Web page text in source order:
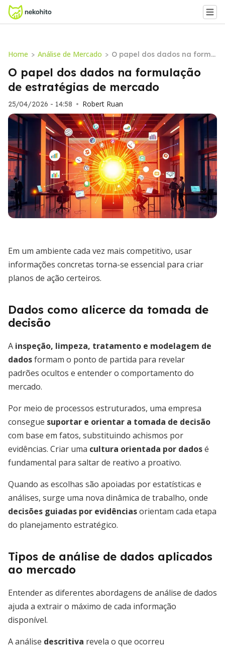
Home > Análise de Mercado > O papel dos dados na formu
lação de estratégias de mer
cado
O papel dos dados na formulação
de estratégias de mercado
25/04/2026 - 14:58 • Robert Ruan
Em um ambiente cada vez mais competitivo, usar
informações concretas torna-se essencial para criar
planos de ação certeiros.
Dados como alicerce da tomada de
decisão
A inspeção, limpeza, tratamento e modelagem de
dadosformam o ponto de partida para revelar
padrões ocultos e entender o comportamento do
mercado.
Por meio de processos estruturados, uma empresa
consegue suportar e orientar a tomada de decisão
com base em fatos, substituindo achismos por
evidências. Criar uma cultura orientada por dadosé
fundamental para saltar de reativo a proativo.
Quando as escolhas são apoiadas por estatísticas e
análises, surge uma nova dinâmica de trabalho, onde
decisões guiadas por evidênciasorientam cada etapa
do planejamento estratégico.
Tipos de análise de dados aplicados
ao mercado
Entender as diferentes abordagens de análise de dados
ajuda a extrair o máximo de cada informação
disponível.
A análise descritiva revela o que ocorreu